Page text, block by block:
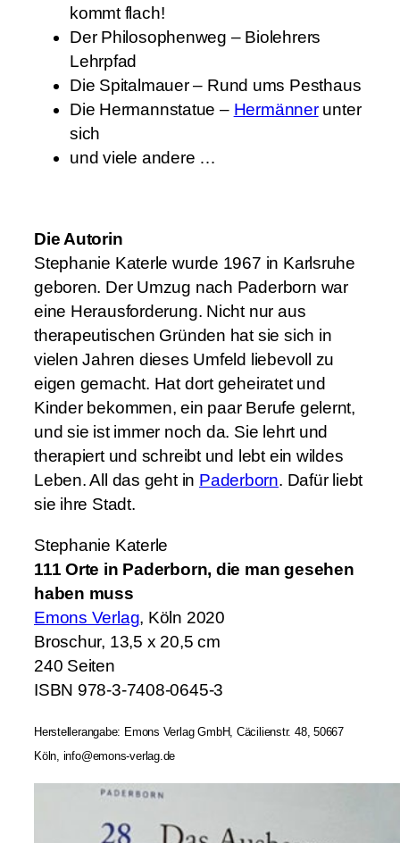
kommt flach!
Der Philosophenweg – Biolehrers
Lehrpfad
Die Spitalmauer – Rund ums Pesthaus
Die Hermannstatue – Hermännerunter
sich
und viele andere …
Die Autorin
Stephanie Katerle wurde 1967 in Karlsruhe
geboren. Der Umzug nach Paderborn war
eine Herausforderung. Nicht nur aus
therapeutischen Gründen hat sie sich in
vielen Jahren dieses Umfeld liebevoll zu
eigen gemacht. Hat dort geheiratet und
Kinder bekommen, ein paar Berufe gelernt,
und sie ist immer noch da. Sie lehrt und
therapiert und schreibt und lebt ein wildes
Leben. All das geht in Paderborn. Dafür liebt
sie ihre Stadt.
Stephanie Katerle
111 Orte in Paderborn, die man gesehen
haben muss
Emons Verlag, Köln 2020
Broschur, 13,5 x 20,5 cm
240 Seiten
ISBN 978-3-7408-0645-3
Herstellerangabe: Emons Verlag GmbH, Cäcilienstr. 48, 50667
Köln, info@emons-verlag.de